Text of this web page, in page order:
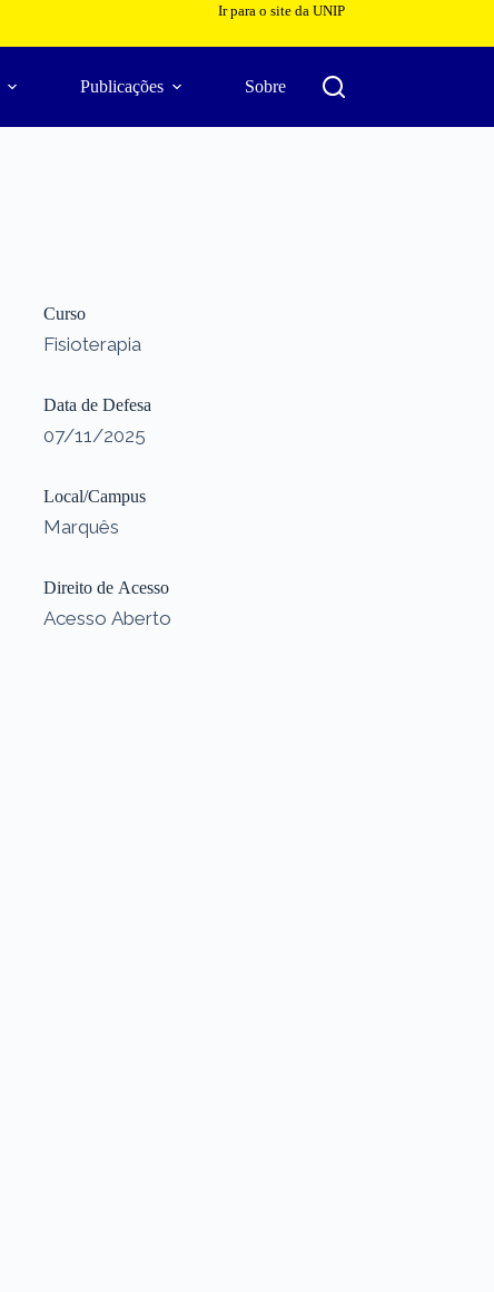
Ir para o site da UNIP
Publicações Sobre
Curso
Fisioterapia
Data de Defesa
07/11/2025
Local/Campus
Marquês
Direito de Acesso
Acesso Aberto